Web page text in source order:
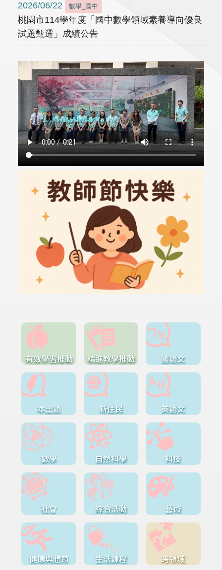
2026/06/22 數學_國中
桃園市114學年度「國中數學領域素養導向優良
試題甄選」成績公告
有效學習推動 精進教學推動 國語文
本土語 新住民 英語文
數學 自然科學 科技
社會 綜合活動 藝術
健康與體育 生活課程 跨領域